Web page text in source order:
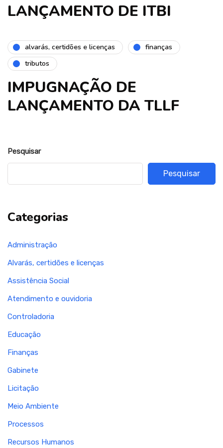
LANÇAMENTO DE ITBI
alvarás, certidões e licenças
finanças
tributos
IMPUGNAÇÃO DE
LANÇAMENTO DA TLLF
Pesquisar
Pesquisar
Categorias
Administração
Alvarás, certidões e licenças
Assistência Social
Atendimento e ouvidoria
Controladoria
Educação
Finanças
Gabinete
Licitação
Meio Ambiente
Processos
Recursos Humanos